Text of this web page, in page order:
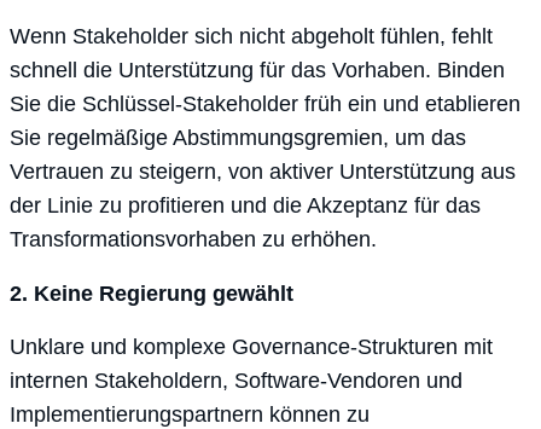
Wenn Stakeholder sich nicht abgeholt fühlen, fehlt
schnell die Unterstützung für das Vorhaben. Binden
Sie die Schlüssel-Stakeholder früh ein und etablieren
Sie regelmäßige Abstimmungsgremien, um das
Vertrauen zu steigern, von aktiver Unterstützung aus
der Linie zu profitieren und die Akzeptanz für das
Transformationsvorhaben zu erhöhen.
2. Keine Regierung gewählt
Unklare und komplexe Governance-Strukturen mit
internen Stakeholdern, Software-Vendoren und
Implementierungspartnern können zu